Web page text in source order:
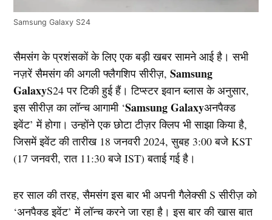
Samsung Galaxy S24
सैमसंग के प्रशंसकों के लिए एक बड़ी खबर सामने आई है। सभी
नज़रें सैमसंग की अगली फ्लैगशिप सीरीज़,Samsung
GalaxyS24 पर टिकी हुई हैं। टिप्स्टर इवान ब्लास के अनुसार,
इस सीरीज़ का लॉन्च आगामी ‘Samsung Galaxyअनपैक्ड
इवेंट’ में होगा। उन्होंने एक छोटा टीज़र क्लिप भी साझा किया है,
जिसमें इवेंट की तारीख 18 जनवरी 2024, सुबह 3:00 बजे KST
(17 जनवरी, रात 11:30 बजे IST) बताई गई है।
हर साल की तरह, सैमसंग इस बार भी अपनी गैलेक्सी S सीरीज़ को
‘अनपैक्ड इवेंट’ में लॉन्च करने जा रहा है। इस बार की खास बात